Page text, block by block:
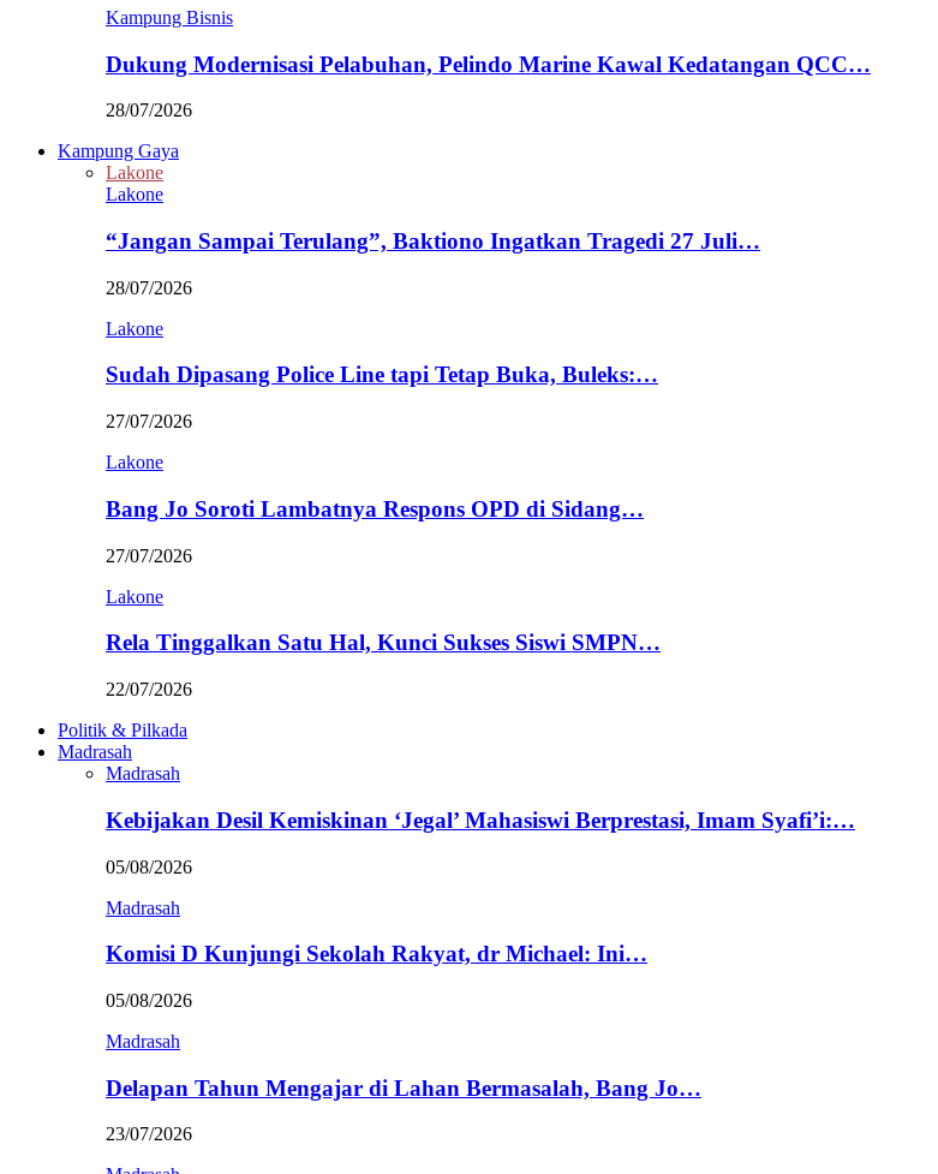
Kampung Bisnis
Dukung Modernisasi Pelabuhan, Pelindo Marine Kawal Kedatangan QCC…
28/07/2026
Kampung Gaya
Lakone
Lakone
“Jangan Sampai Terulang”, Baktiono Ingatkan Tragedi 27 Juli…
28/07/2026
Lakone
Sudah Dipasang Police Line tapi Tetap Buka, Buleks:…
27/07/2026
Lakone
Bang Jo Soroti Lambatnya Respons OPD di Sidang…
27/07/2026
Lakone
Rela Tinggalkan Satu Hal, Kunci Sukses Siswi SMPN…
22/07/2026
Politik & Pilkada
Madrasah
Madrasah
Kebijakan Desil Kemiskinan ‘Jegal’ Mahasiswi Berprestasi, Imam Syafi’i:…
05/08/2026
Madrasah
Komisi D Kunjungi Sekolah Rakyat, dr Michael: Ini…
05/08/2026
Madrasah
Delapan Tahun Mengajar di Lahan Bermasalah, Bang Jo…
23/07/2026